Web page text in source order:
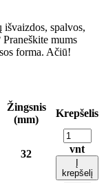
spalvos,
mums
forma. Ačiū!
Žingsnis
(mm)
Krepšelis
32 vnt
krepšelį